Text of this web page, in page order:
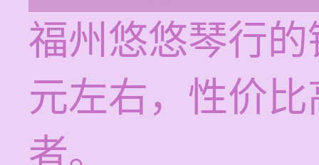
福州悠悠琴行
元左右，性价
者。